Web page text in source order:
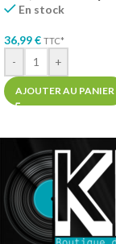
En stock
36,99€ TTC*
- +
AJOUTER AU PANIER